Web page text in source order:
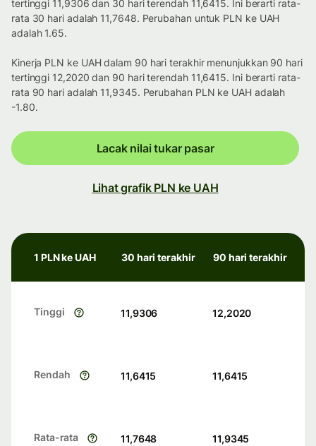
tertinggi 11,9306 dan 30 hari terendah 11,6415. Ini berarti rata-
rata 30 hari adalah 11,7648. Perubahan untuk PLN ke UAH
adalah 1.65.
Kinerja PLN ke UAH dalam 90 hari terakhir menunjukkan 90 hari
tertinggi 12,2020 dan 90 hari terendah 11,6415. Ini berarti rata-
rata 90 hari adalah 11,9345. Perubahan PLN ke UAH adalah
-1.80.
Lacak nilai tukar pasar
Lihat grafik PLN ke UAH
1 PLN ke UAH 30 hari terakhir 90 hari terakhir
Tinggi 11,9306 12,2020
Rendah 11,6415 11,6415
Rata-rata 11,7648 11,9345